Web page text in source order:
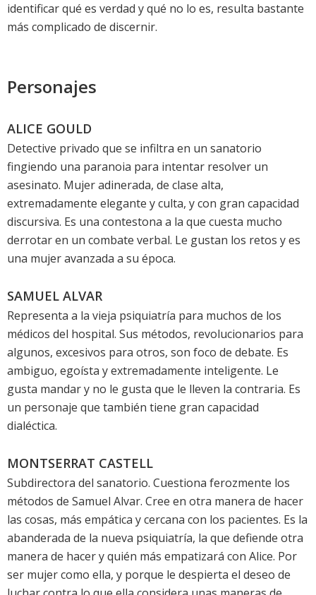
identificar qué es verdad y qué no lo es, resulta bastante
más complicado de discernir.
Personajes
ALICE GOULD
Detective privado que se infiltra en un sanatorio
fingiendo una paranoia para intentar resolver un
asesinato. Mujer adinerada, de clase alta,
extremadamente elegante y culta, y con gran capacidad
discursiva. Es una contestona a la que cuesta mucho
derrotar en un combate verbal. Le gustan los retos y es
una mujer avanzada a su época.
SAMUEL ALVAR
Representa a la vieja psiquiatría para muchos de los
médicos del hospital. Sus métodos, revolucionarios para
algunos, excesivos para otros, son foco de debate. Es
ambiguo, egoísta y extremadamente inteligente. Le
gusta mandar y no le gusta que le lleven la contraria. Es
un personaje que también tiene gran capacidad
dialéctica.
MONTSERRAT CASTELL
Subdirectora del sanatorio. Cuestiona ferozmente los
métodos de Samuel Alvar. Cree en otra manera de hacer
las cosas, más empática y cercana con los pacientes. Es la
abanderada de la nueva psiquiatría, la que defiende otra
manera de hacer y quién más empatizará con Alice. Por
ser mujer como ella, y porque le despierta el deseo de